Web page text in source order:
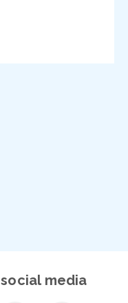
social media